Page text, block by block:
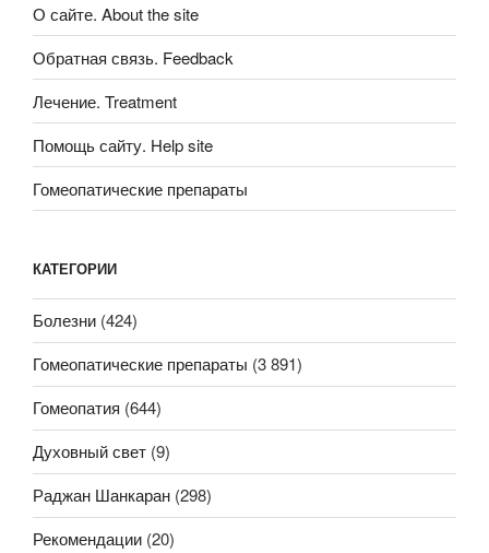
О сайте. About the site
Обратная связь. Feedback
Лечение. Treatment
Помощь сайту. Help site
Гомеопатические препараты
КАТЕГОРИИ
Болезни (424)
Гомеопатические препараты (3 891)
Гомеопатия (644)
Духовный свет (9)
Раджан Шанкаран (298)
Рекомендации (20)